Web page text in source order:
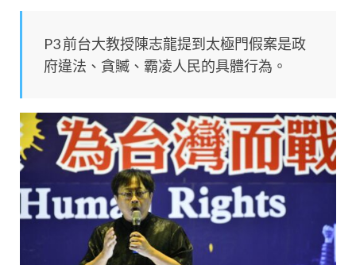
P3 前台大教授陳志龍提到太極門假案是政
府違法、貪贓、霸凌人民的具體行為。